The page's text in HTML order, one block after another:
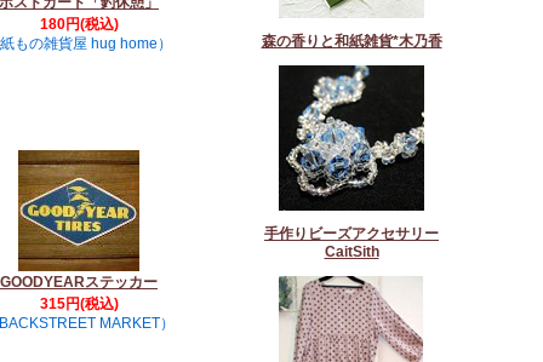
180円(税込)
もの雑貨屋 hug home）
GOODYEARステッカー
315円(税込)
MARKET）
森の香りと和紙雑貨*木乃香
手作りビーズアクセサリー
CaitSith